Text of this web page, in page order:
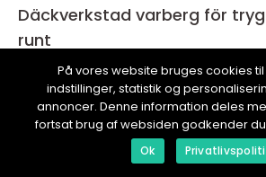
Däckverkstad varberg för
runt
På vores website bruges cookies
indstillinger, statistik og
annoncer. Denne information deles
fortsat brug af websiden godkender
Ok